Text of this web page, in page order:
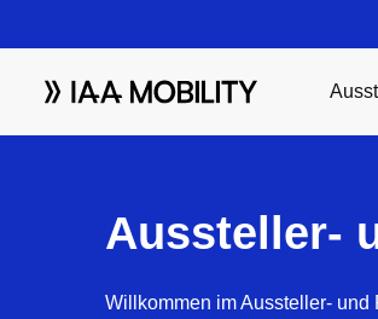
Aussteller-
Willkommen im Aussteller- und